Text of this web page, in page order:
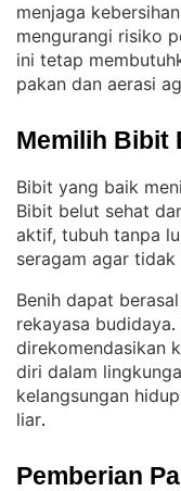
menjaga
mengurangi risiko
ini tetap
pakan dan aerasi
Memilih Bibit
Bibit yang baik
Bibit belut sehat
aktif, tubuh tanpa
seragam agar
Benih dapat
rekayasa budidaya.
direkomendasikan
diri dalam
kelangsungan
liar.
Pemberian